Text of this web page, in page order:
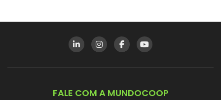
FALE COM A MUNDOCOOP